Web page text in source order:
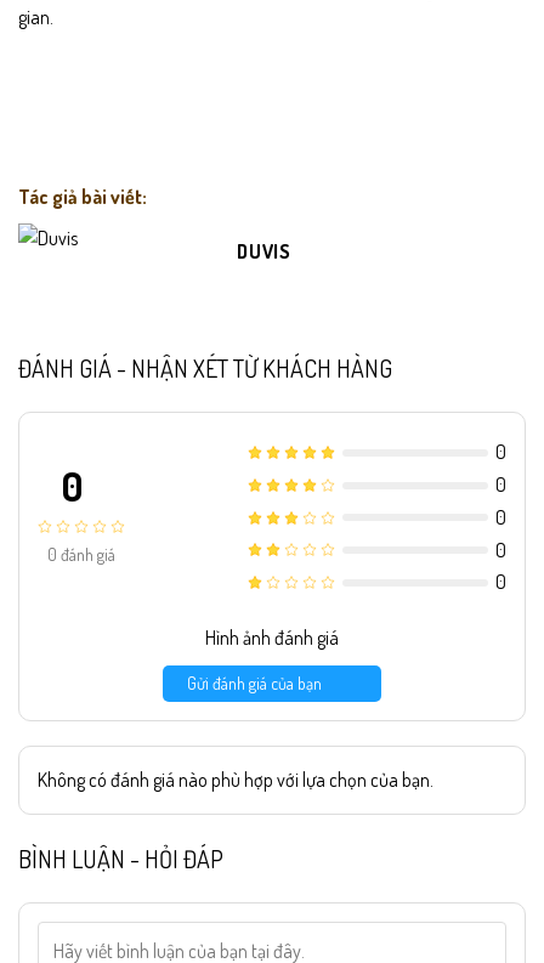
gian.
Tác giả bài viết:
DUVIS
ĐÁNH GIÁ - NHẬN XÉT TỪ KHÁCH HÀNG
0
0 đánh giá
0
0
0
0
0
Hình ảnh đánh giá
Gửi đánh giá của bạn
Không có đánh giá nào phù hợp với lựa chọn của bạn.
BÌNH LUẬN - HỎI ĐÁP